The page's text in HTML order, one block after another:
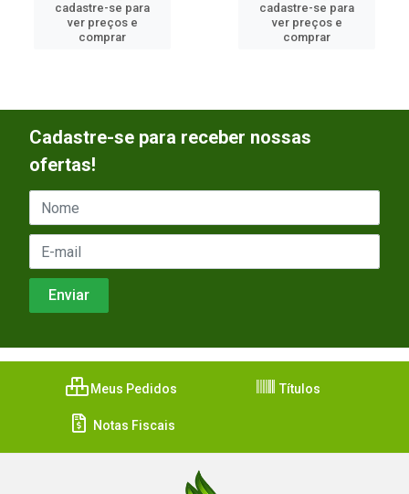
cadastre-se para
ver preços e
comprar
cadastre-se para
ver preços e
comprar
Cadastre-se para receber nossas
ofertas!
Meus Pedidos Títulos
Notas Fiscais